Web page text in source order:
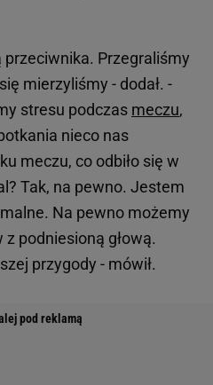
Przegraliśmy
mierzyliśmy - dodał. -
stresu podczas meczu,
nieco nas
meczu, co odbiło się w
Tak, na pewno. Jestem
Na pewno możemy
podniesioną głową.
przygody - mówił.